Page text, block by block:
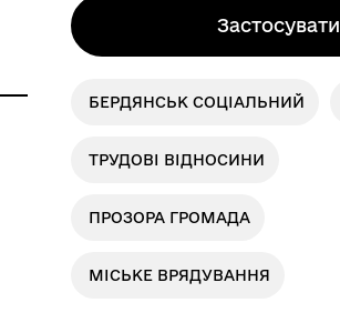
Застосувати
БЕРДЯНСЬК СОЦІАЛЬНИЙ
ТРУДОВІ ВІДНОСИНИ
ПРОЗОРА ГРОМАДА
МІСЬКЕ ВРЯДУВАННЯ